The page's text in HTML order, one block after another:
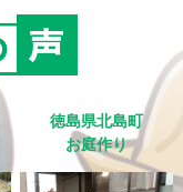
徳島県北島町
お庭作り